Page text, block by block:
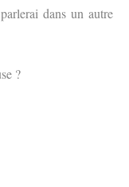
dans un autre
?